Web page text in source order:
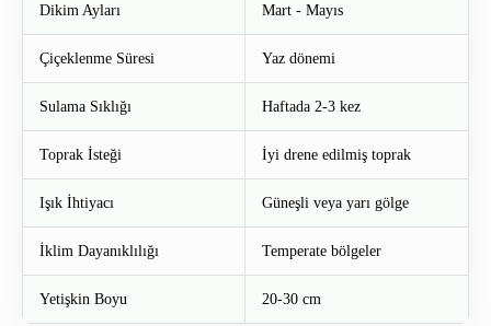
Dikim Ayları Mart - Mayıs
Çiçeklenme Süresi Yaz dönemi
Sulama Sıklığı Haftada 2-3 kez
Toprak İsteği İyi drene edilmiş toprak
Işık İhtiyacı Güneşli veya yarı gölge
İklim Dayanıklılığı Temperate bölgeler
Yetişkin Boyu 20-30 cm